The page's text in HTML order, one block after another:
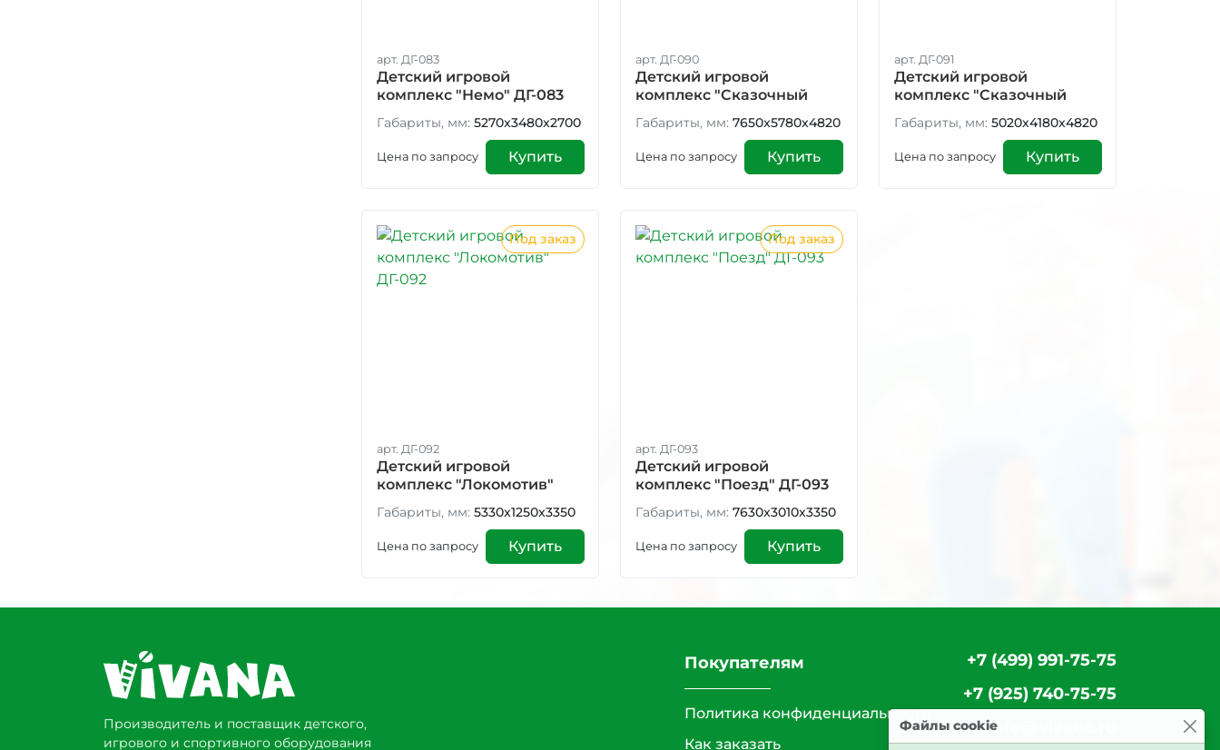
арт. ДГ-083
Детский игровой
комплекс "Немо" ДГ-083
Габариты, мм: 5270x3480x2700
Цена по запросу Купить
арт. ДГ-090
Детский игровой
комплекс "Сказочный
лес-1" ДГ-090
Габариты, мм: 7650x5780x4820
Цена по запросу Купить
арт. ДГ-091
Детский игровой
комплекс "Сказочный
лес-2" ДГ-091
Габариты, мм: 5020x4180x4820
Цена по запросу Купить
Под заказ
арт. ДГ-092
Детский игровой
комплекс "Локомотив"
ДГ-092
Габариты, мм: 5330x1250x3350
Цена по запросу Купить
Под заказ
арт. ДГ-093
Детский игровой
комплекс "Поезд" ДГ-093
Габариты, мм: 7630x3010x3350
Цена по запросу Купить
Производитель и поставщик детского,
игрового и спортивного оборудования
Покупателям
Политика конфиденциальности
Как заказать
+7 (499) 991-75-75
+7 (925) 740-75-75
info@vivana.ru
Файлы cookie